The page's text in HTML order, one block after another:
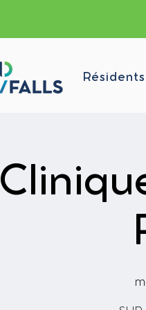
Résidents